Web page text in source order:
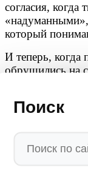
Поиск
согласия, когда
«надуманными»,
который
И теперь, когда
обрушились на
дословно, но
Россия не
ее границам,